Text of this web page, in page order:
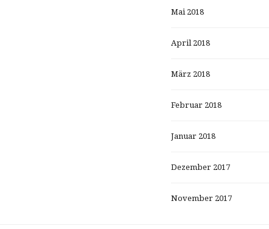
Mai 2018
April 2018
März 2018
Februar 2018
Januar 2018
Dezember 2017
November 2017